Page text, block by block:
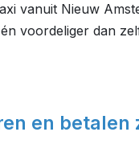
vanuit Nieuw
voordeliger dan
en betalen